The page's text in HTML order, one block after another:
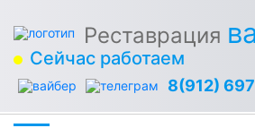
Реставрация
Сейчас работаем
8(912)